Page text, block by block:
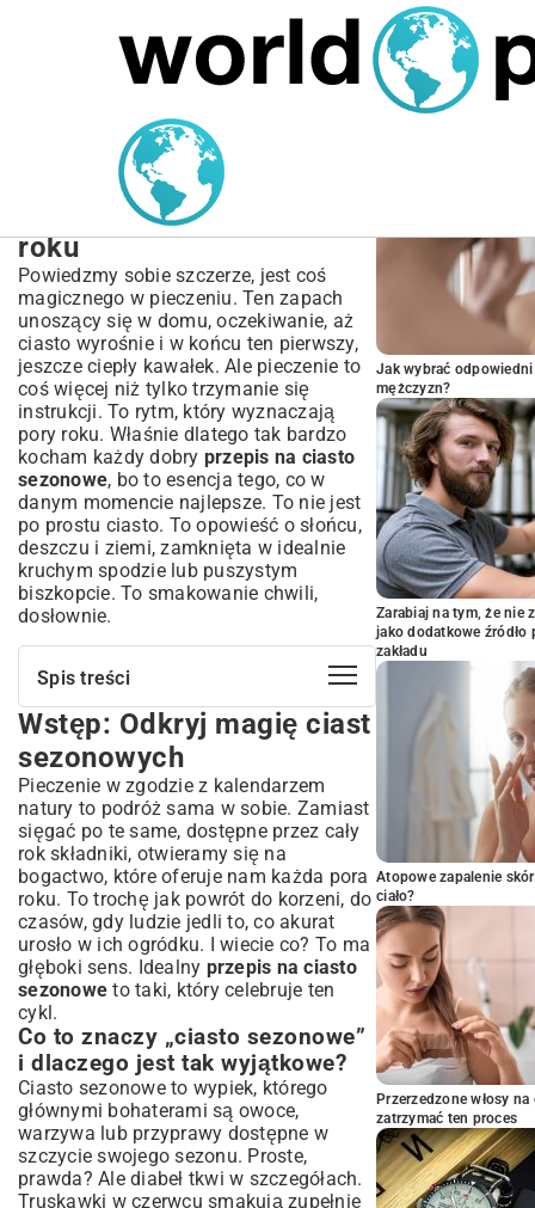
MARIUSZ ŁAMAGA 04.10.2025
Przepis na ciasto
sezonowe: Kompletny
przewodnik na każdą porę
roku
Powiedzmy sobie szczerze, jest coś
magicznego w pieczeniu. Ten zapach
unoszący się w domu, oczekiwanie, aż
ciasto wyrośnie i w końcu ten pierwszy,
jeszcze ciepły kawałek. Ale pieczenie to
coś więcej niż tylko trzymanie się
instrukcji. To rytm, który wyznaczają
pory roku. Właśnie dlatego tak bardzo
kocham każdy dobry przepis na ciasto
sezonowe, bo to esencja tego, co w
danym momencie najlepsze. To nie jest
po prostu ciasto. To opowieść o słońcu,
deszczu i ziemi, zamknięta w idealnie
kruchym spodzie lub puszystym
biszkopcie. To smakowanie chwili,
dosłownie.
Spis treści
Wstęp: Odkryj magię ciast sezonowych
Co to znaczy „ciasto sezonowe” i dlaczego
jest tak wyjątkowe?
Zalety pieczenia z sezonowych składników
Wiosenne przebudzenie: Ciasta pełne
świeżości
Rabarbarowy zawrót głowy: Przepisy na
początek wiosny
Truskawkowe rozkosze: Jak wykorzystać
pierwsze owoce?
Inne wiosenne inspiracje: agrest, porzeczki
i nie tylko
Lato w kuchni: Słodkie i orzeźwiające
wypieki
Maliny, jagody i borówki: Przepisy na letnie
hity
Ciasta z wiśniami i czereśniami: Klasyka
lata
Egzotyczne akcenty: Lato z nutą wakacji
Jesienna paleta smaków: Ciepłe i
Wstęp: Odkryj magię ciast
sezonowych
Pieczenie w zgodzie z kalendarzem
natury to podróż sama w sobie. Zamiast
sięgać po te same, dostępne przez cały
rok składniki, otwieramy się na
bogactwo, które oferuje nam każda pora
roku. To trochę jak powrót do korzeni, do
czasów, gdy ludzie jedli to, co akurat
urosło w ich ogródku. I wiecie co? To ma
głęboki sens. Idealny przepis na ciasto
sezonowe to taki, który celebruje ten
cykl.
Co to znaczy „ciasto sezonowe”
i dlaczego jest tak wyjątkowe?
Ciasto sezonowe to wypiek, którego
głównymi bohaterami są owoce,
warzywa lub przyprawy dostępne w
szczycie swojego sezonu. Proste,
prawda? Ale diabeł tkwi w szczegółach.
Truskawki w czerwcu smakują zupełnie
Jak wybrać
mężczyzn?
Zarabiaj na tym, że nie
jako dodatkowe
zakładu
Atopowe zapalenie
ciało?
Przerzedzone włosy
zatrzymać ten proces